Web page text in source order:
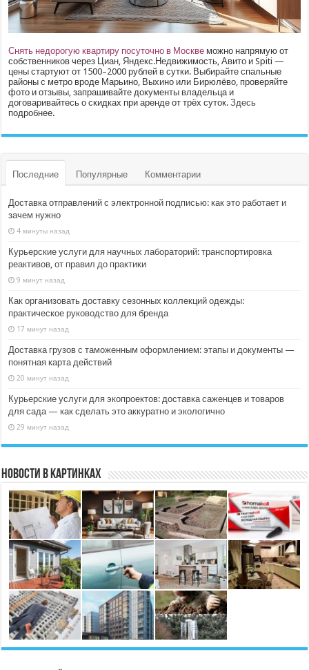
Снять недорогую квартиру посуточно в Москве можно напрямую от
собственников через Циан, Яндекс.Недвижимость, Авито и Spiti —
цены стартуют от 1500–2000 рублей в сутки. Выбирайте спальные
районы с метро вроде Марьино, Выхино или Бирюлёво, проверяйте
фото и отзывы, запрашивайте документы владельца и
договаривайтесь о скидках при аренде от трёх суток.Здесь
подробнее.
Последние Популярные Комментарии
Доставка отправлений с электронной подписью: как это работает и
зачем нужно
4 минуты назад
Курьерские услуги для научных лабораторий: транспортировка
реактивов, от правил до практики
9 минут назад
Как организовать доставку сезонных коллекций одежды:
практическое руководство для бренда
17 минут назад
Доставка грузов с таможенным оформлением: этапы и документы —
понятная карта действий
20 минут назад
Курьерские услуги для экопроектов: доставка саженцев и товаров
для сада — как сделать это аккуратно и экологично
29 минут назад
Новости в картинках